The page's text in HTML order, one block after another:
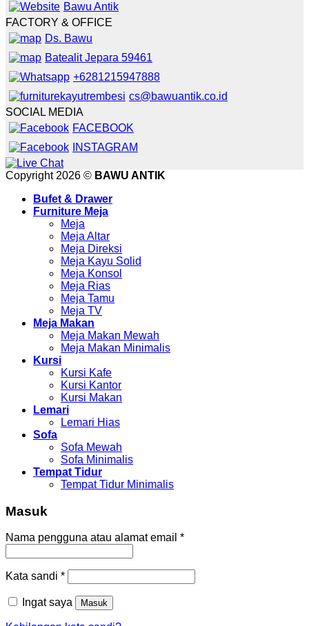
Bawu Antik
FACTORY & OFFICE
Ds. Bawu
Batealit Jepara 59461
+6281215947888
cs@bawuantik.co.id
SOCIAL MEDIA
FACEBOOK
INSTAGRAM
Copyright 2026 © BAWU ANTIK
Bufet & Drawer
Furniture Meja
Meja
Meja Altar
Meja Direksi
Meja Kayu Solid
Meja Konsol
Meja Rias
Meja Tamu
Meja TV
Meja Makan
Meja Makan Mewah
Meja Makan Minimalis
Kursi
Kursi Kafe
Kursi Kantor
Kursi Makan
Lemari
Lemari Hias
Sofa
Sofa Mewah
Sofa Minimalis
Tempat Tidur
Tempat Tidur Minimalis
Masuk
Nama pengguna atau alamat email *
Kata sandi *
Ingat saya Masuk